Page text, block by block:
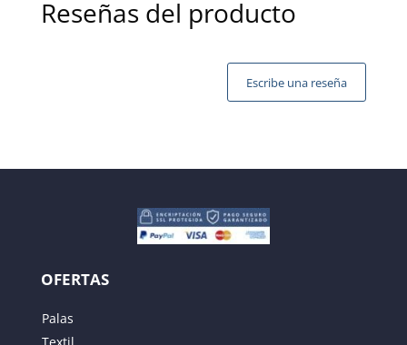
Reseñas del producto
Escribe una reseña
OFERTAS
Palas